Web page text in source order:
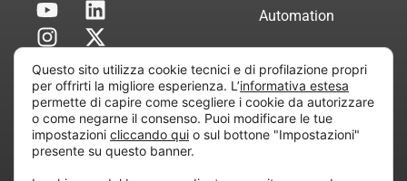
Automation
Servizi di
Consulenza
Certificata
Questo sito utilizza cookie tecnici e di profilazione propri
per offrirti la migliore esperienza. L’informativa estesa
permette di capire come scegliere i cookie da autorizzare
o come negarne il consenso. Puoi modificare le tue
impostazioni cliccando qui o sul bottone "Impostazioni"
presente su questo banner.